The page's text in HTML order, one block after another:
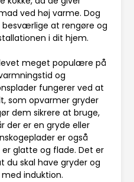
ved høj varme. Dog
at rengøre og
i dit hjem.
meget populære på
og
fungerer ved at
som opvarmer gryder
dem sikrere at bruge,
der er en gryde eller
er også
glatte og flade. Det er
skal have gryder og
induktion.